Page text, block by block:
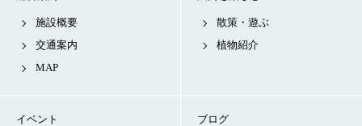
施設概要
交通案内
MAP
散策・遊ぶ
植物紹介
イベント ブログ